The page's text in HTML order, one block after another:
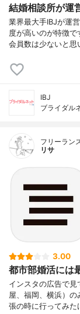
結婚相談所が運
業界最大手IBJが運
度が高いのが特徴
会員数は少ないと
IBJ
ブライダル
フリーラン
リサ
3.00
都市部婚活には
インスタの広告で
屋、福岡、横浜）
張の時に行ってみ